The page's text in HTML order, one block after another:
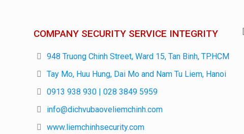
COMPANY SECURITY SERVICE INTEGRITY
948 Truong Chinh Street, Ward 15, Tan Binh, TP.HCM
Tay Mo, Huu Hung, Dai Mo and Nam Tu Liem, Hanoi
0913 938 930 | 028 3849 5959
info@dichvubaoveliemchinh.com
www.liemchinhsecurity.com